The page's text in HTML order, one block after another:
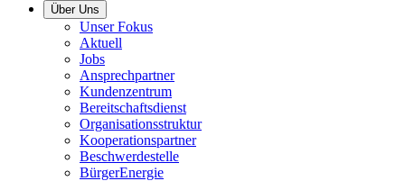
Über Uns
Unser Fokus
Aktuell
Jobs
Ansprechpartner
Kundenzentrum
Bereitschaftsdienst
Organisationsstruktur
Kooperationspartner
Beschwerdestelle
BürgerEnergie